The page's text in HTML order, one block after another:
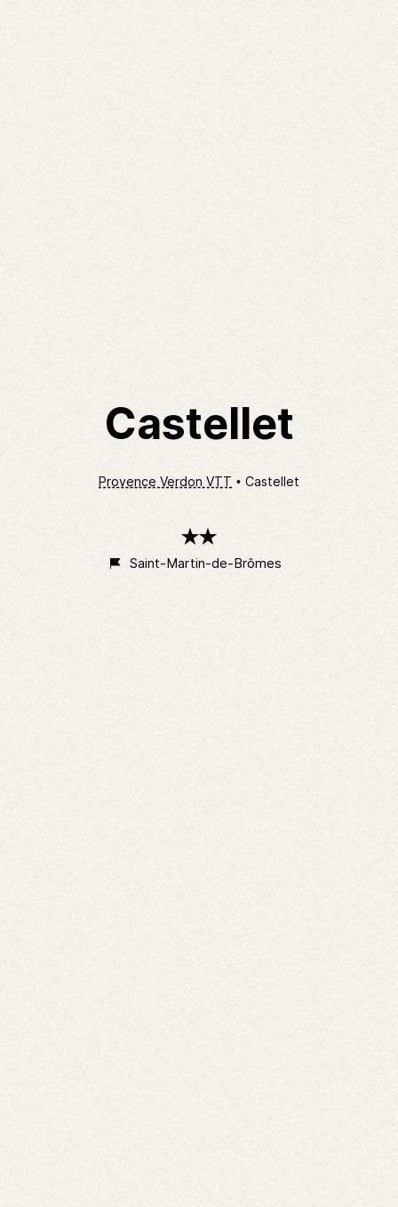
Castellet
Provence Verdon VTT Castellet
étoiles
Saint-Martin-de-Brômes